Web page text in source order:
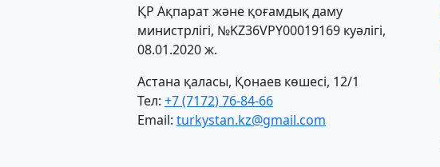
ҚР Ақпарат және қоғамдық даму
министрлігі, №KZ36VPY00019169 куәлігі,
08.01.2020 ж.
Астана қаласы, Қонаев көшесі, 12/1
Тел: +7 (7172) 76-84-66
Email: turkystan.kz@gmail.com